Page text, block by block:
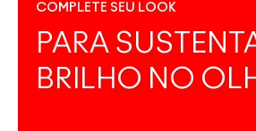
COMPLETE SEU LOOK
PARA
BRILHO NO